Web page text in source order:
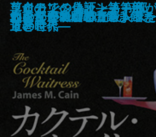
パパは楽しい躁うつ病
巴里茫々
恋情からくり長屋
徒然草REMIX
義烈千秋 天狗党西へ
知ろうとすること。
永遠のディーバ―君たち
ない4―
ポアンカレ予想
ジム・スマイリーの跳び
ク・トウェイン傑作選―
郵便配達は二度ベルを鳴
カクテル・ウェイトレス
ソロモンの偽証―第Ⅰ部
上巻
ソロモンの偽証―第Ⅰ部
下巻
知らない映画のサントラ
革命のリベリオン―第I
りの世界―
いなくなれ、群青
この部屋で君と
坂東蛍子、日常に飽き飽き
わたしが出会った殺人者
ライカでショット！―私
道と時代―